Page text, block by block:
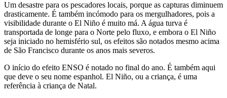
Um desastre para os pescadores locais, porque as capturas diminuem
drasticamente. É também incómodo para os mergulhadores, pois a
visibilidade durante o El Niño é muito má. A água turva é
transportada de longe para o Norte pelo fluxo, e embora o El Niño
seja iniciado no hemisfério sul, os efeitos são notados mesmo acima
de São Francisco durante os anos mais severos.
O início do efeito ENSO é notado no final do ano. É também aqui
que deve o seu nome espanhol. El Niño, ou a criança, é uma
referência à criança de Natal.